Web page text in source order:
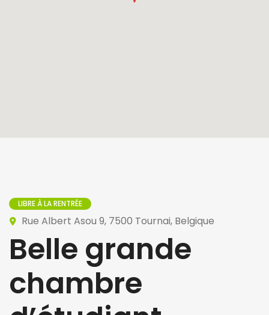
LIBRE À LA RENTRÉE
Rue Albert Asou 9, 7500 Tournai, Belgique
Belle grande
chambre